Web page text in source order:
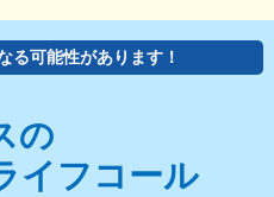
る可能性があります！
の
イフコール